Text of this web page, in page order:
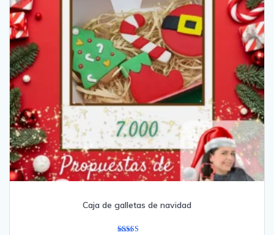
Caja de galletas de navidad